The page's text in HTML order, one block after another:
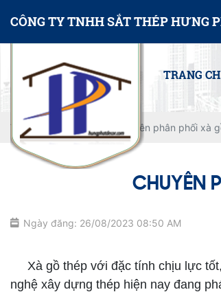
CÔNG TY TNHH SẮT THÉP HƯNG
TRANG
Trang chủ Chuyên phân phối xà
CHUYÊN
Ngày đăng: 26/08/2023 08:50 AM
Xà gồ thép với đặc tính chịu lực tốt,
nghệ xây dựng thép hiện nay đang